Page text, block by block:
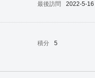
最後訪問
2022-5-
積分
5